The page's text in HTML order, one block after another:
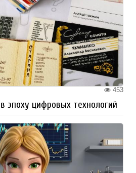
453
эпоху цифровых технологий